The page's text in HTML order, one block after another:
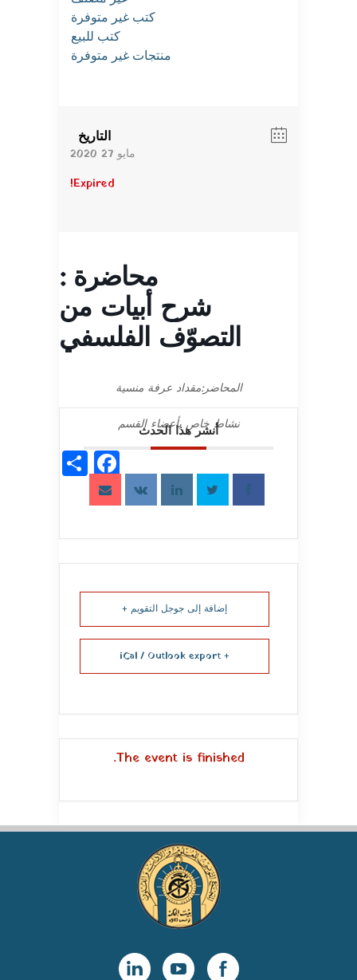
كتب غير متوفرة
كتب للبيع
منتجات غير متوفرة
التاريخ
مايو 27 2020
Expired!
محاضرة :
شرح أبيات من
التصوّف الفلسفي
المحاضر:مقداد عرفة منسية
نشاط خاص بأعضاء القسم
أنشر هذا الحدث
إضافة إلى جوجل التقويم +
+ iCal / Outlook export
The event is finished.